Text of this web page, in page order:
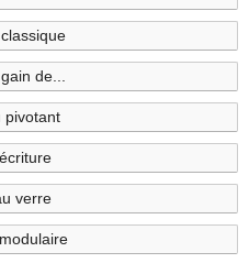
de...
pivotant
verre